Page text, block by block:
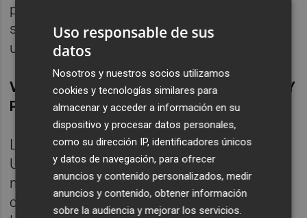
pero se mantendrá con normalidad el
servicio de atención operativa y de
urgencias.
VENTAJAS PARA CLIENTES DOMÉSTICOS Y
PYMES
Los clientes domésticos procedentes de
Unión Fenosa Comercial contarán con
nuevos e innovadores canales de
comunicación, gracias a que se integran en
Uso responsable de sus
datos
Nosotros y nuestros socios utilizamos
cookies y tecnologías similares para
almacenar y acceder a información en su
dispositivo y procesar datos personales,
como su dirección IP, identificadores únicos
y datos de navegación, para ofrecer
anuncios y contenido personalizados, medir
anuncios y contenido, obtener información
sobre la audiencia y mejorar los servicios.